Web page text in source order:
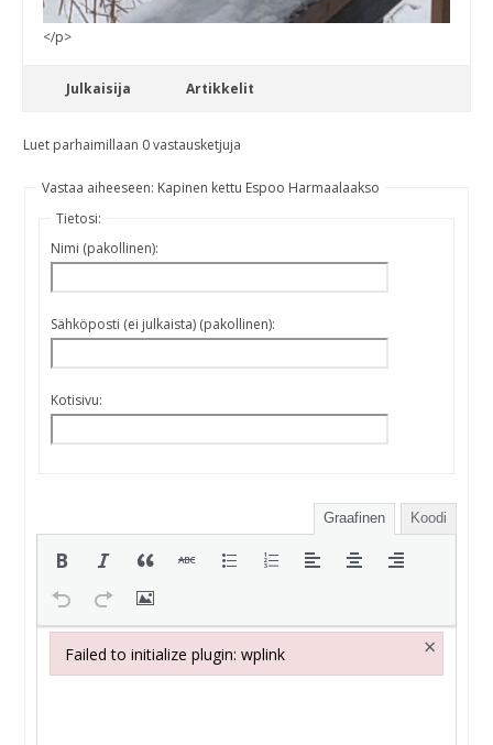
</p>
Julkaisija Artikkelit
Luet parhaimillaan 0 vastausketjuja
Vastaa aiheeseen: Kapinen kettu Espoo Harmaalaakso
Tietosi:
Nimi (pakollinen):
Sähköposti (ei julkaista) (pakollinen):
Kotisivu:
Graafinen Koodi
Failed to initialize plugin: wplink ×
Failed to initialize plugin: wplink